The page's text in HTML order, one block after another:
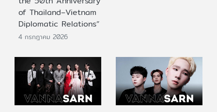
of Thailand–Vietnam
Diplomatic Relations”
4 กรกฎาคม 2026